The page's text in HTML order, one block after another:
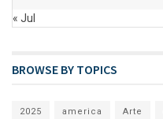
« Jul
BROWSE BY TOPICS
2025 america Arte